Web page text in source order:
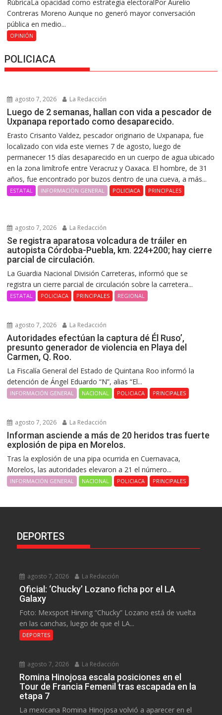
RúbricaLa opacidad como estrategia electoralPor Aurelio
Contreras Moreno Aunque no generó mayor conversación
pública en medio...
OPINIÓN
POLICIACA
agosto 7, 2026 La Redacción
Luego de 2 semanas, hallan con vida a pescador de
Uxpanapa reportado como desaparecido.
Erasto Crisanto Valdez, pescador originario de Uxpanapa, fue
localizado con vida este viernes 7 de agosto, luego de
permanecer 15 días desaparecido en un cuerpo de agua ubicado
en la zona limítrofe entre Veracruz y Oaxaca. El hombre, de 31
años, fue encontrado por buzos dentro de una cueva, a más...
ESTATAL INFORMACIÓN GENERAL POLICIACA PRINCIPALES
agosto 7, 2026 La Redacción
Se registra aparatosa volcadura de tráiler en
autopista Córdoba-Puebla, km. 224+200; hay cierre
parcial de circulación.
La Guardia Nacional División Carreteras, informó que se
registra un cierre parcial de circulación sobre la carretera...
ESTATAL POLICIACA PRINCIPALES REGIONAL
agosto 7, 2026 La Redacción
Autoridades efectúan la captura dé Él Ruso’,
presunto generador de violencia en Playa del
Carmen, Q. Roo.
La Fiscalía General del Estado de Quintana Roo informó la
detención de Ángel Eduardo “N”, alias “El...
INFORMACIÓN GENERAL NACIONAL POLICIACA PRINCIPALES
agosto 7, 2026 La Redacción
Informan asciende a más de 20 heridos tras fuerte
explosión de pipa en Morelos.
Tras la explosión de una pipa ocurrida en Cuernavaca,
Morelos, las autoridades elevaron a 21 el número...
INFORMACIÓN GENERAL NACIONAL POLICIACA PRINCIPALES
DEPORTES
agosto 7, 2026 La Redacción
Oficial: ‘Chucky’ Lozano ficha por el LA
Galaxy
Foto: Mexsport Hirving “Chucky” Lozano está de vuelta
en las canchas, luego de que el LA...
DEPORTES
agosto 7, 2026 La Redacción
Romina Hinojosa escala posiciones en el
Tour de Francia Femenil tras escapada en la
etapa 7
La mexicana Romina Hinojosa volvió a aparecer en el